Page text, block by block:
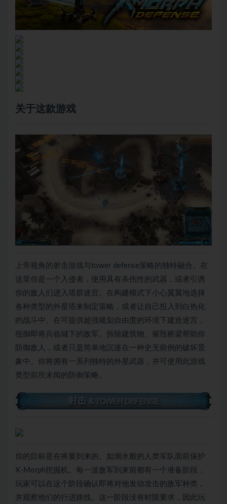
关于这款游戏
上帝视角的射击游戏与tower defense策略的独特融合。在
这里你是一个入侵者，使用具有杀伤性的武器，或者引诱
你的敌人们进入塔群迷宫。在构建模式下小心翼翼地选择
各种类型的外星塔来制定策略，或者让自己投入到白热化
的战斗中。在可提供超强规划自由度的环境下建造迷宫，
抵御即将兵临城下的敌军。拆除建筑物、摧毁桥梁帮助你
防御敌人，或者只是简单地沉迷在一种史无前例的破坏景
象中。你将拥有一系列独特的外星武器，并可使用此游戏
类型前所未闻的防御策略。
你的目标是在将要到来的、如潮水般的人类军队面前保护
X-Morph挖掘机。每一波敌军到来前都有一个准备阶段，
玩家可以在这个阶段确认即将对他发动攻击的敌军种类，
并观察他们的行进路线。这一阶段没有时限要求，因此玩